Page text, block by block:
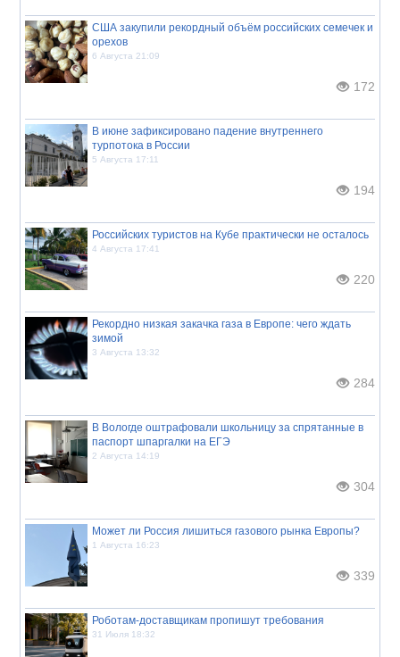
США закупили рекордный объём российских семечек и
орехов
6 Августа 21:09
172
В июне зафиксировано падение внутреннего
турпотока в России
5 Августа 17:11
194
Российских туристов на Кубе практически не осталось
4 Августа 17:41
220
Рекордно низкая закачка газа в Европе: чего ждать
зимой
3 Августа 13:32
284
В Вологде оштрафовали школьницу за спрятанные в
паспорт шпаргалки на ЕГЭ
2 Августа 14:19
304
Может ли Россия лишиться газового рынка Европы?
1 Августа 16:23
339
Роботам-доставщикам пропишут требования
31 Июля 18:32